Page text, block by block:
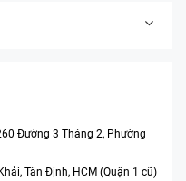
Đường 3 Tháng 2, Phường
Tân Định, HCM (Quận 1 cũ)